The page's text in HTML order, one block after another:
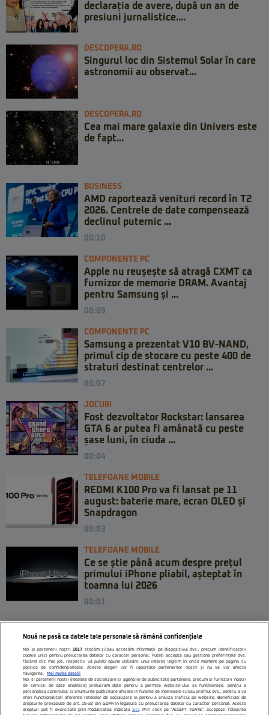
declarația de avere, după un an de
presiuni jurnalistice....
DESCOPERA.RO
Singurul loc din Sistemul Solar în care
astronomii au observat...
DESCOPERA.RO
Cea mai mare galaxie din Univers este
de fapt...
BUSINESS
AMD raportează venituri record în T2
2026. Centrele de date compensează
declinul puternic ...
00:10
COMPONENTE PC
Apple nu reușește să atragă CXMT ca
furnizor de memorie DRAM. Avantaj
pentru Samsung și ...
00:09
COMPONENTE PC
Samsung a prezentat V10 BV-NAND,
primul cip de stocare cu peste 400 de
straturi destinat centrelor ...
00:07
JOCURI
Fost dezvoltator Rockstar: lansarea
GTA 6 ar putea fi amânată cu peste
șase luni, în ciuda ...
00:04
TELEFOANE MOBILE
REDMI K100 Pro va fi lansat pe 11
august: baterie mare, ecran OLED și
Snapdragon
00:03
TELEFOANE MOBILE
Ce se știe până acum despre prețul
primului iPhone pliabil, așteptat în
toamna lui 2026
00:01
Nouă ne pasă ca datele tale personale să rămână confidențiale
Noi și partenerii noștri1017 stocăm și/sau accesăm informații pe dispozitivul dvs., precum identificatorii
cookie unici pentru prelucrarea datelor cu caracter personal. Puteți accepta sau gestiona preferințele dvs.
făcând clic mai jos, respectiv vă puteți opune utilizării unui interes legitim în orice moment pe pagina cu
politica de confidențialitate. Aceste alegeri vor fi raportate partenerilor noștri și nu vă vor afecta
navigarea.
Mai multe detalii
Noi si partenerii nostri (retelele de socializare si agentiile de publicitate partenere, precum si furnizorii nostri
de servicii de date analitice) prelucram date pentru a permite website-ului sa functioneze, pentru a
personaliza continutul si anunturile publicitare afisate in functie de interesele si/sau profilul dvs., pentru a va
oferi functionalitati aferente retelelor de socializare si pentru a analiza traficul pe website. Beneficiati de
drepturile prevazute de art. 15-22 din GDPR in legatura cu prelucrarea datelor cu caracter personal. Aceste
drepturi pot fi exercitate prin modalitatea indicata aici. Prin click pe “ACCEPT TOATE”, acceptati folosirea